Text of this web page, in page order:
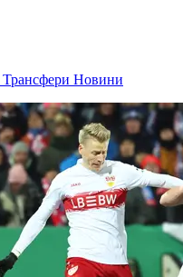
Трансфери Новини